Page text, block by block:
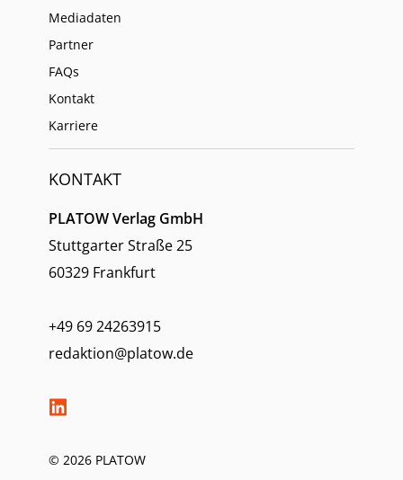
Mediadaten
Partner
FAQs
Kontakt
Karriere
KONTAKT
PLATOW Verlag GmbH
Stuttgarter Straße 25
60329 Frankfurt
+49 69 24263915
redaktion@platow.de
© 2026 PLATOW